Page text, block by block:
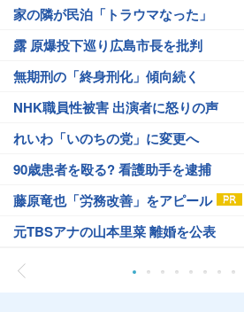
家の隣が民泊「トラウマなった」
露 原爆投下巡り広島市長を批判
無期刑の「終身刑化」傾向続く
NHK職員性被害 出演者に怒りの声
れいわ「いのちの党」に変更へ
90歳患者を殴る? 看護助手を逮捕
藤原竜也「労務改善」をアピール
元TBSアナの山本里菜 離婚を公表